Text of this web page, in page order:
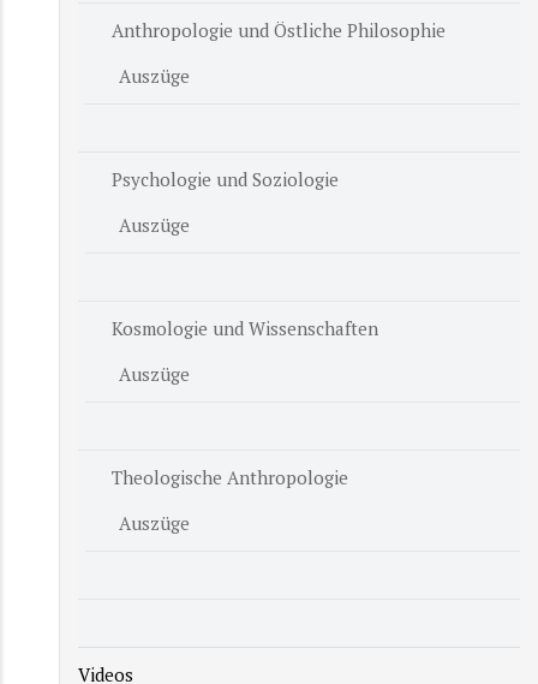
Anthropologie und Östliche Philosophie
Auszüge
Psychologie und Soziologie
Auszüge
Kosmologie und Wissenschaften
Auszüge
Theologische Anthropologie
Auszüge
Videos